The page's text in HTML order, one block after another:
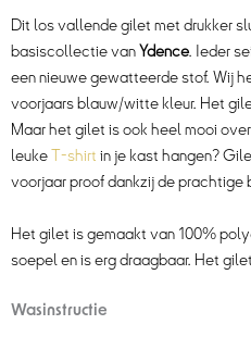
Dit los vallende gilet met drukker
basiscollectie vanYdence. Ieder
een nieuwe gewatteerde stof. Wij
voorjaars blauw/witte kleur. Het
Maar het gilet is ook heel mooi over
leukeT-shirt in je kast hangen?
voorjaar proof dankzij de
Het gilet is gemaakt van 100%
soepel en is erg draagbaar. Het
Wasinstructie